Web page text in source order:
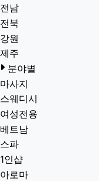
전남
전북
강원
제주
분야별
마사지
스웨디시
여성전용
베트남
스파
1인샵
아로마